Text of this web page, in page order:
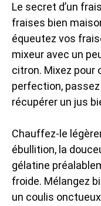
Le secret d’un
fraises bien
équeutez vos
mixeur avec un
citron. Mixez pour
perfection,
récupérer un jus
Chauffez-le
ébullition, la
gélatine
froide. Mélangez
un coulis